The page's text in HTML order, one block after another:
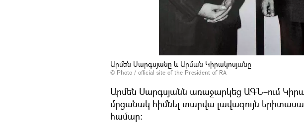
Արմեն Սարգսյանը և Արման Կիրակոսյանը
© Photo / official site of the President of RA
Արմեն Սարգսյանն առաջարկեց ԱԳՆ–ում
մրցանակ հիմնել տարվա լավագույն
համար։